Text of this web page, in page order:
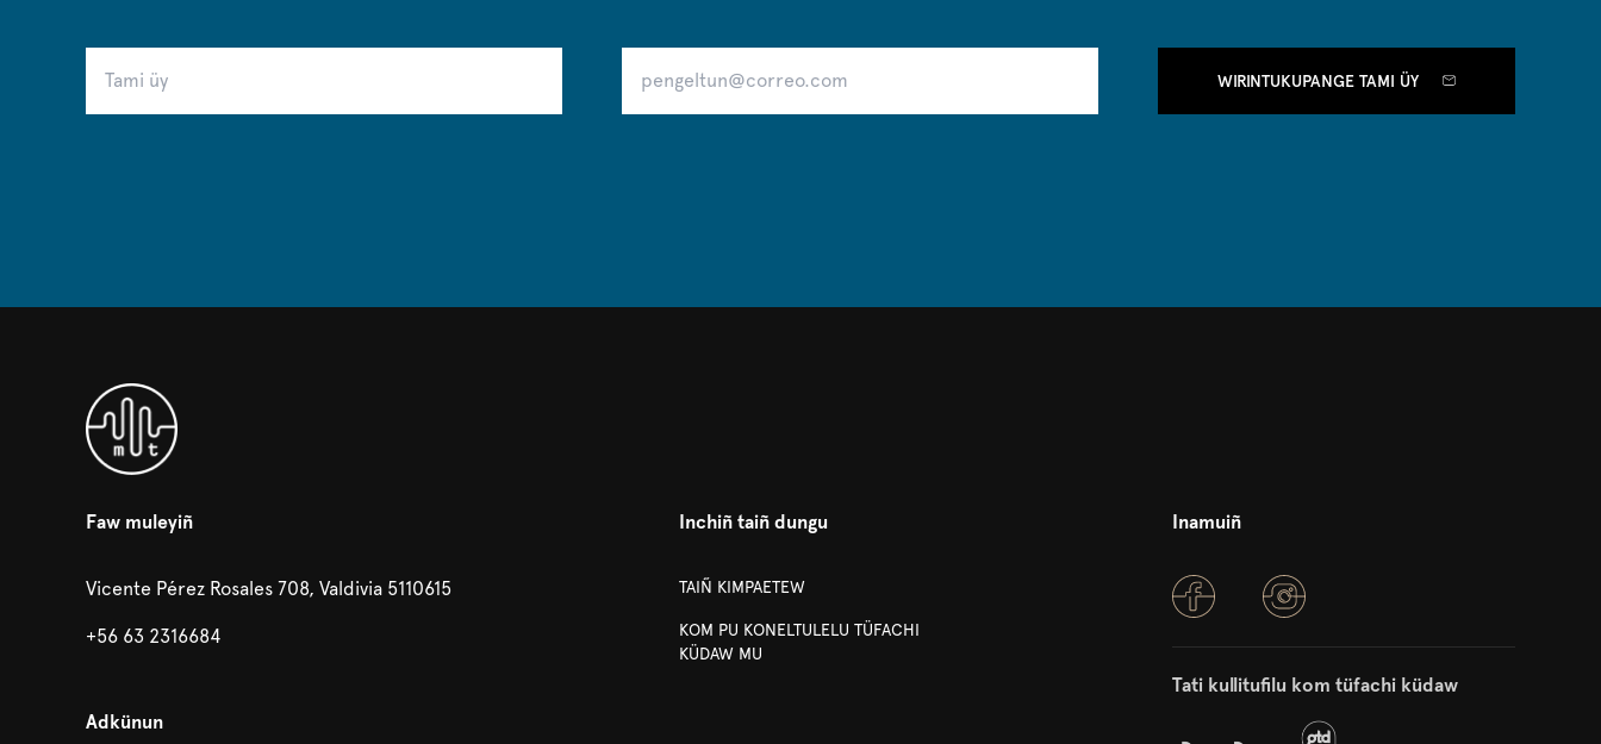
WIRINTUKUPANGE TAMI ÜY
Faw muleyiñ
Vicente Pérez Rosales 708, Valdivia 5110615
+56 63 2316684
Adkünun
Inchiñ taiñ dungu
TAIÑ KIMPAETEW
KOM PU KONELTULELU TÜFACHI
KÜDAW MU
Inamuiñ
Tati kullitufilu kom tüfachi küdaw